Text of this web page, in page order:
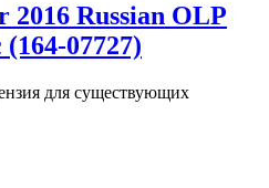
Russian OLP
07727)
для существующих